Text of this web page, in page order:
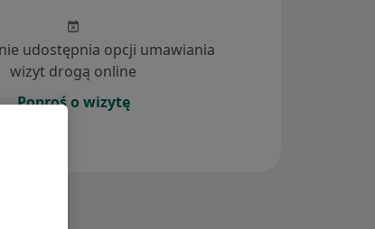
(17)
udostępnia opcji umawiania
wizyt drogą online
Poproś o wizytę